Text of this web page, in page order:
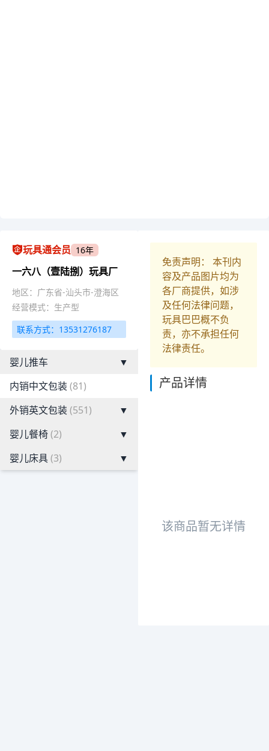
玩具通会员 16年
一六八（壹陆捌）玩具厂
地区：广东省-汕头市-澄海区
经营模式：生产型
联系方式：13531276187
婴儿推车
▼
内销中文包装(81)
外销英文包装(551)
▼
婴儿餐椅(2)
▼
婴儿床具(3) ▼
免责声明： 本刊内
容及产品图片均为
各厂商提供，如涉
及任何法律问题，
玩具巴巴概不负
责，亦不承担任何
法律责任。
产品详情
该商品暂无详情